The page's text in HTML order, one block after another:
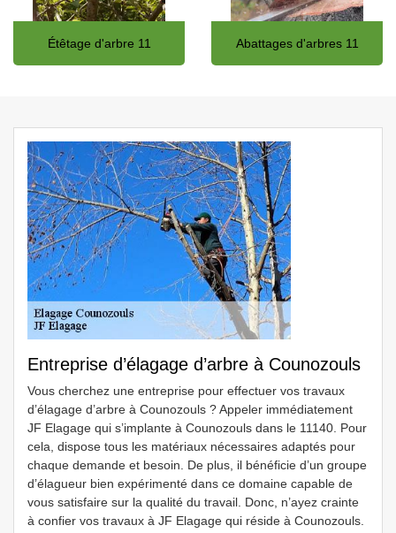
Étêtage d'arbre 11 Abattages d'arbres 11
Entreprise d’élagage d’arbre à Counozouls
Vous cherchez une entreprise pour effectuer vos travaux
d’élagage d’arbre à Counozouls ? Appeler immédiatement
JF Elagage qui s’implante à Counozouls dans le 11140. Pour
cela, dispose tous les matériaux nécessaires adaptés pour
chaque demande et besoin. De plus, il bénéficie d’un groupe
d’élagueur bien expérimenté dans ce domaine capable de
vous satisfaire sur la qualité du travail. Donc, n’ayez crainte
à confier vos travaux à JF Elagage qui réside à Counozouls.